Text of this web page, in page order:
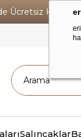
Ücretsiz
Salıncaklar